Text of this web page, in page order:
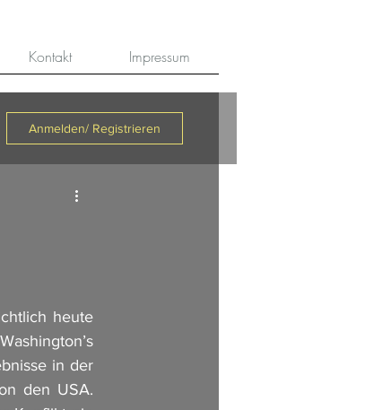
Kontakt Impressum
Anmelden/ Registrieren
heute
in der
den USA.